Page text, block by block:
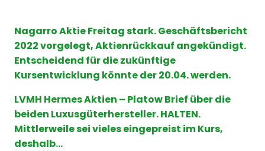
Nagarro Aktie Freitag stark. Geschäftsbericht
2022 vorgelegt, Aktienrückkauf angekündigt.
Entscheidend für die zukünftige
Kursentwicklung könnte der 20.04. werden.
LVMH Hermes Aktien – Platow Brief über die
beiden Luxusgüterhersteller. HALTEN.
Mittlerweile sei vieles eingepreist im Kurs,
deshalb…